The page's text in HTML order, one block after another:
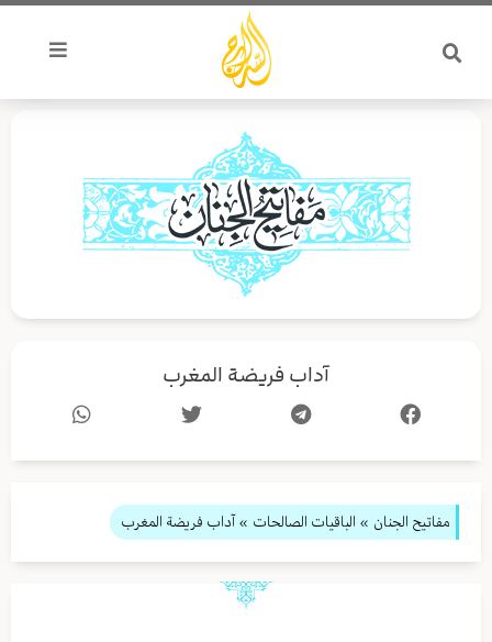
تخطي
المحتوى
آداب فريضة المغرب
مفاتيح الجنان » الباقيات الصالحات » آداب فريضة المغرب